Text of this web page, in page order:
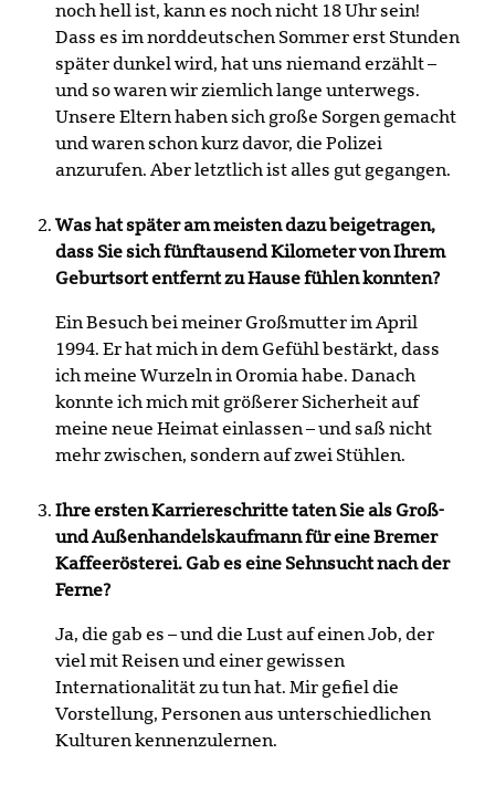
noch hell ist, kann es noch nicht 18 Uhr sein!
Dass es im norddeutschen Sommer erst Stunden
später dunkel wird, hat uns niemand erzählt –
und so waren wir ziemlich lange unterwegs.
Unsere Eltern haben sich große Sorgen gemacht
und waren schon kurz davor, die Polizei
anzurufen. Aber letztlich ist alles gut gegangen.
Was hat später am meisten dazu beigetragen,
dass Sie sich fünftausend Kilometer von Ihrem
Geburtsort entfernt zu Hause fühlen konnten?
Ein Besuch bei meiner Großmutter im April
1994. Er hat mich in dem Gefühl bestärkt, dass
ich meine Wurzeln in Oromia habe. Danach
konnte ich mich mit größerer Sicherheit auf
meine neue Heimat einlassen – und saß nicht
mehr zwischen, sondern auf zwei Stühlen.
Ihre ersten Karriereschritte taten Sie als Groß-
und Außenhandelskaufmann für eine Bremer
Kaffeerösterei. Gab es eine Sehnsucht nach der
Ferne?
Ja, die gab es – und die Lust auf einen Job, der
viel mit Reisen und einer gewissen
Internationalität zu tun hat. Mir gefiel die
Vorstellung, Personen aus unterschiedlichen
Kulturen kennenzulernen.